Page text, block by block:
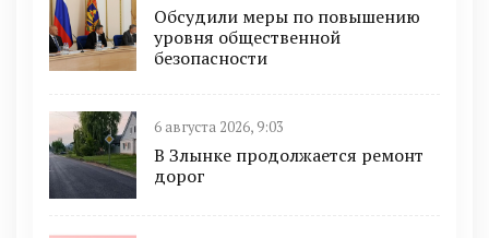
Обсудили меры по повышению
уровня общественной
безопасности
6 августа 2026, 9:03
В Злынке продолжается ремонт
дорог